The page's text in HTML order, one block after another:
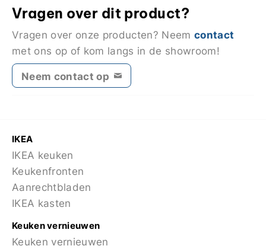
Vragen over dit product?
Vragen over onze producten? Neem contact
met ons op of kom langs in de showroom!
Neem contact op
IKEA
IKEA keuken
Keukenfronten
Aanrechtbladen
IKEA kasten
Keuken vernieuwen
Keuken vernieuwen